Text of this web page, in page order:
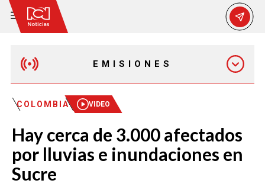
EMISIONES
MAÑANA EXPRESS
EMISIÓN 12:30 PM
COLOMBIA VIDEO
Hay cerca de 3.000 afectados
por lluvias e inundaciones en
Sucre